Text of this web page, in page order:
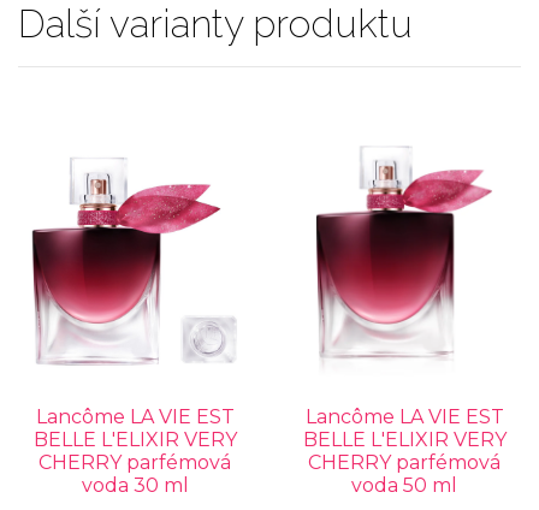
Další varianty produktu
Lancôme LA VIE EST
BELLE L'ELIXIR VERY
CHERRY parfémová
voda 30 ml
Lancôme LA VIE EST
BELLE L'ELIXIR VERY
CHERRY parfémová
voda 50 ml